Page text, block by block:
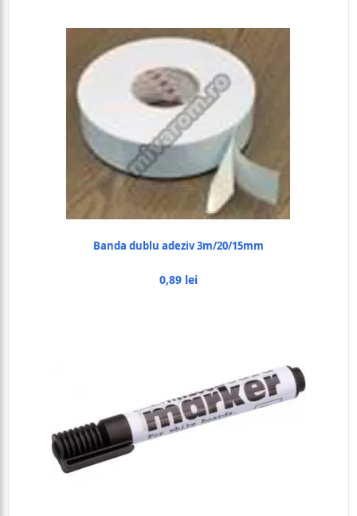
Banda dublu adeziv 3m/20/15mm
0,89 lei